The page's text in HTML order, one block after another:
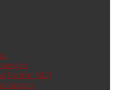
Partner (ALT)